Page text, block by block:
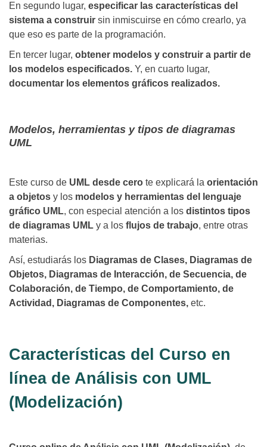
En segundo lugar, especificar las características del
sistema a construir sin inmiscuirse en cómo crearlo, ya
que eso es parte de la programación.
En tercer lugar, obtener modelos y construir a partir de
los modelos especificados. Y, en cuarto lugar,
documentar los elementos gráficos realizados.
Modelos, herramientas y tipos de diagramas
UML
Este curso de UML desde cero te explicará la orientación
a objetos y los modelos y herramientas del lenguaje
gráfico UML, con especial atención a los distintos tipos
de diagramas UML y a los flujos de trabajo, entre otras
materias.
Así, estudiarás los Diagramas de Clases, Diagramas de
Objetos, Diagramas de Interacción, de Secuencia, de
Colaboración, de Tiempo, de Comportamiento, de
Actividad, Diagramas de Componentes, etc.
Características del Curso en
línea de Análisis con UML
(Modelización)